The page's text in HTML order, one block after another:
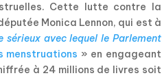
Cette lutte contre la
Monica Lennon, qui est à
avec lequel le Parlement
menstruations » en engageant
à 24 millions de livres soit